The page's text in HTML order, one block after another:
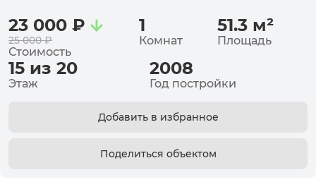
23 000 ₽
25 000 ₽
Стоимость
1
Комнат
51.3 м²
Площадь
15 из 20
Этаж
2008
Год постройки
Добавить в избранное
Поделиться объектом